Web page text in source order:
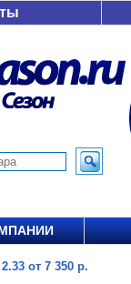
от 7 350 р.